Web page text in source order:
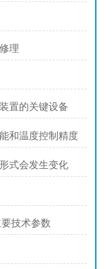
理
置的关键设备
和温度控制精度
式会发生变化
技术参数